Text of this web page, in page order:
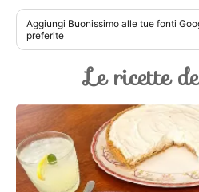
Aggiungi Buonissimo alle tue fonti
preferite
Le ricette